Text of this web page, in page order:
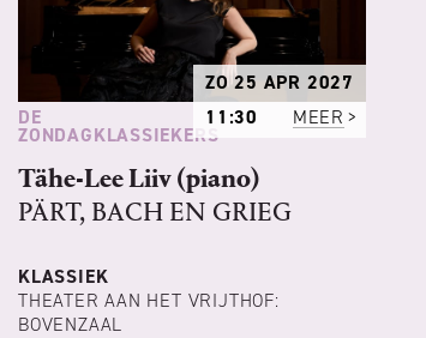
DE
ZONDAGKLASSIEKERS
ZO 25 APR 2027
11:30
MEER
Tähe-Lee Liiv (piano)
PÄRT, BACH EN GRIEG
KLASSIEK
THEATER AAN HET VRIJTHOF:
BOVENZAAL